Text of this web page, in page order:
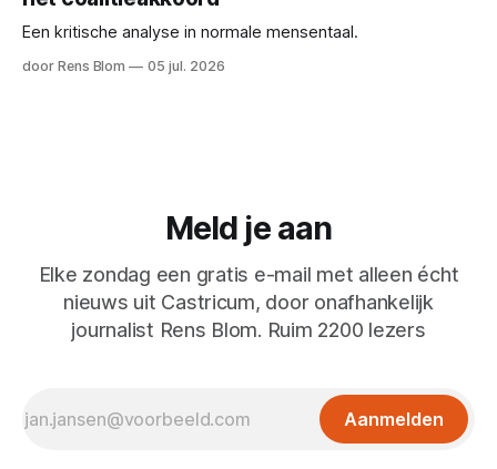
Een kritische analyse in normale mensentaal.
door Rens Blom 05 jul. 2026
Meld je aan
Elke zondag een gratis e-mail met alleen écht
nieuws uit Castricum, door onafhankelijk
journalist Rens Blom. Ruim 2200 lezers
Aanmelden